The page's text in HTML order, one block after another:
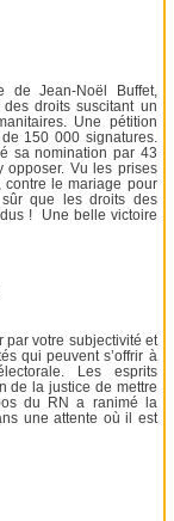
de Jean-Noël Buffet,
droits suscitant un
Une pétition
150 000 signatures.
sa nomination par 43
opposer. Vu les prises
contre le mariage pour
que les droits des
! Une belle victoire
par votre subjectivité et
qui peuvent s’offrir à
Les esprits
de la justice de mettre
du RN a ranimé la
une attente où il est